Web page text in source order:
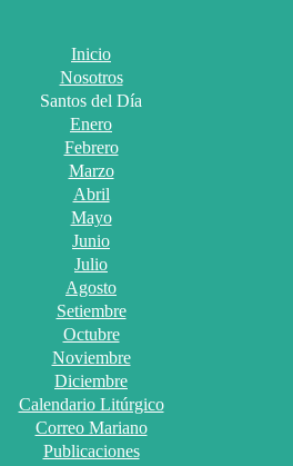
Inicio
Nosotros
Santos del Día
Enero
Febrero
Marzo
Abril
Mayo
Junio
Julio
Agosto
Setiembre
Octubre
Noviembre
Diciembre
Calendario Litúrgico
Correo Mariano
Publicaciones